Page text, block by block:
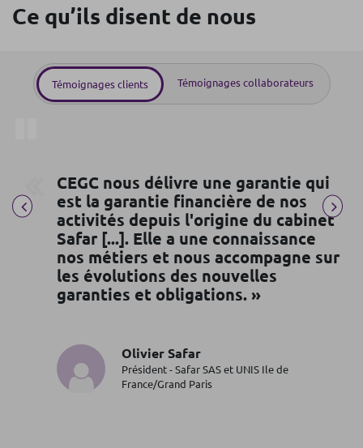
Ce qu’ils disent de nous
Témoignages clients Témoignages collaborateurs
CEGC nous délivre une garantie qui
est la garantie financière de nos
activités depuis l'origine du cabinet
Safar [...]. Elle a une connaissance
nos métiers et nous accompagne sur
les évolutions des nouvelles
garanties et obligations. »
Olivier Safar
Président - Safar SAS et UNIS Ile de
France/Grand Paris